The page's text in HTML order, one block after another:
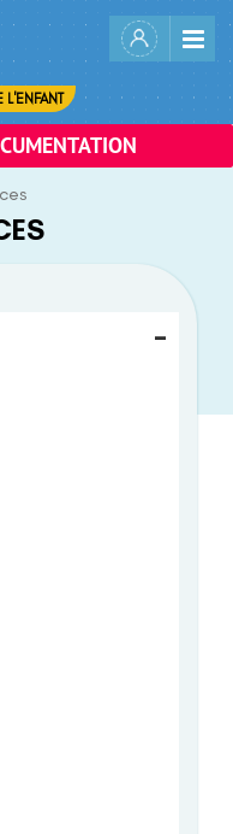
L'ENFANT
-